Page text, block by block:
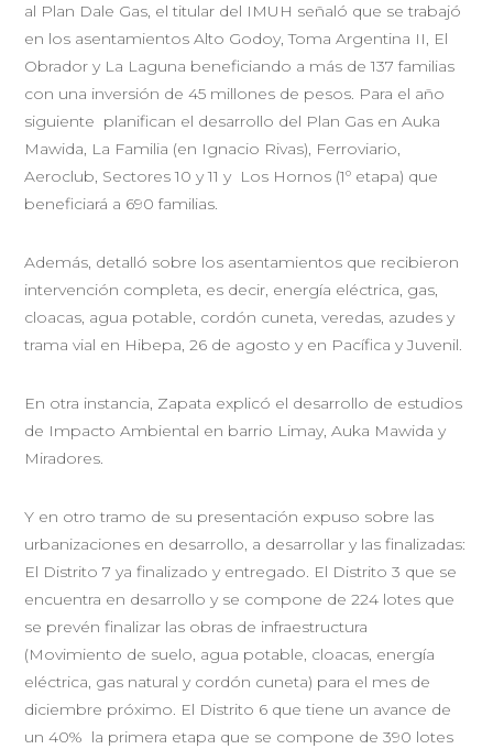
al Plan Dale Gas, el titular del IMUH señaló que se trabajó
en los asentamientos Alto Godoy, Toma Argentina II, El
Obrador y La Laguna beneficiando a más de 137 familias
con una inversión de 45 millones de pesos. Para el año
siguiente planifican el desarrollo del Plan Gas en Auka
Mawida, La Familia (en Ignacio Rivas), Ferroviario,
Aeroclub, Sectores 10 y 11 y Los Hornos (1º etapa) que
beneficiará a 690 familias.
Además, detalló sobre los asentamientos que recibieron
intervención completa, es decir, energía eléctrica, gas,
cloacas, agua potable, cordón cuneta, veredas, azudes y
trama vial en Hibepa, 26 de agosto y en Pacífica y Juvenil.
En otra instancia, Zapata explicó el desarrollo de estudios
de Impacto Ambiental en barrio Limay, Auka Mawida y
Miradores.
Y en otro tramo de su presentación expuso sobre las
urbanizaciones en desarrollo, a desarrollar y las finalizadas:
El Distrito 7 ya finalizado y entregado. El Distrito 3 que se
encuentra en desarrollo y se compone de 224 lotes que
se prevén finalizar las obras de infraestructura
(Movimiento de suelo, agua potable, cloacas, energía
eléctrica, gas natural y cordón cuneta) para el mes de
diciembre próximo. El Distrito 6 que tiene un avance de
un 40% la primera etapa que se compone de 390 lotes